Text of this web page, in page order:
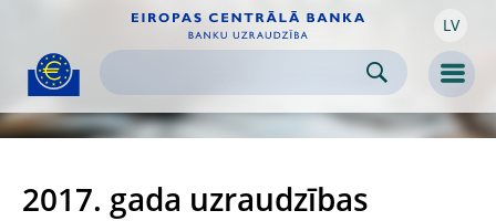
Skip to
content LV
2017. gada uzraudzības